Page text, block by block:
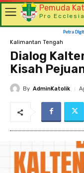
Pemuda
Pro
Petra
Kalimantan Tengah
Dialog
Kisah
By AdminKatolik